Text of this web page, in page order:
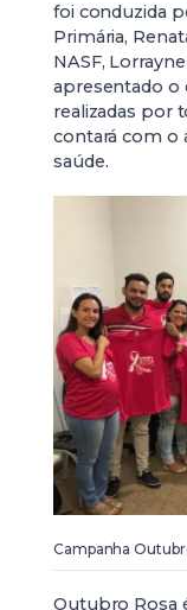
foi conduzida
Primária,
NASF,
apresentado o
realizadas por
contará com o
saúde.
Campanha
Outubro Rosa